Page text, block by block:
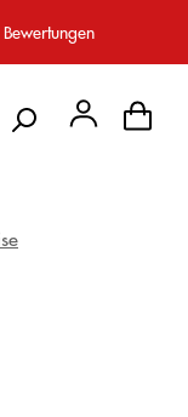
Bewertungen